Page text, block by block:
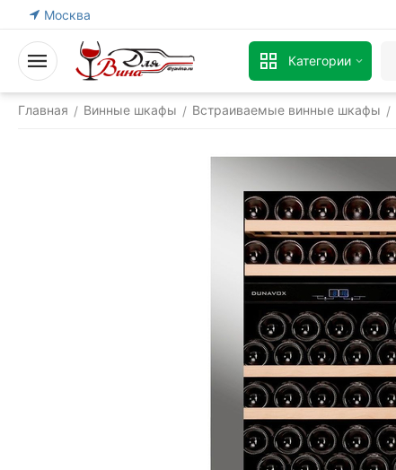
Москва
Категории
Главная / Винные шкафы / Встраиваемые винные шкафы /